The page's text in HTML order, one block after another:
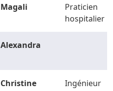
Magali
Praticien
hospitalier
Alexandra
Christine Ingénieur